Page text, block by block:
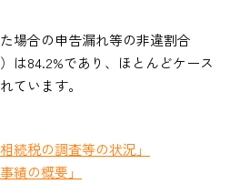
場合の申告漏れ等の非違割合
は84.2%であり、ほとんどケース
ています。
続税の調査等の状況」
績の概要」